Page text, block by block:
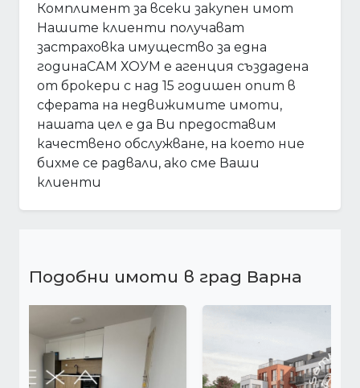
Комплимент за всеки закупен имот
Нашите клиенти получават
застраховка имущество за една
годинаСАМ ХОУМ е агенция създадена
от брокери с над 15 годишен опит в
сферата на недвижимите имоти,
нашата цел е да Ви предоставим
качествено обслужване, на което ние
бихме се радвали, ако сме Ваши
клиенти
Подобни имоти в град Варна